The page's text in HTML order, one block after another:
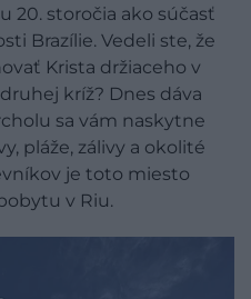
20. storočia ako súčasť
Brazílie. Vedeli ste, že
Krista držiaceho v
kríž? Dnes dáva
sa vám naskytne
pláže, zálivy a okolité
je toto miesto
v Riu.